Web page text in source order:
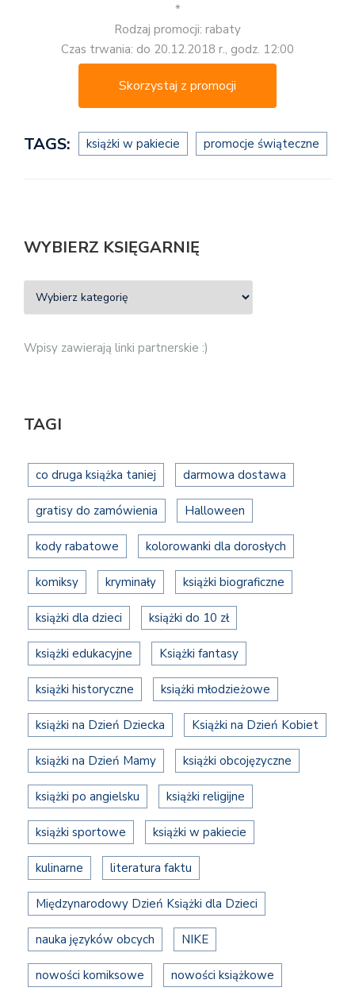
*
Rodzaj promocji: rabaty
Czas trwania: do 20.12.2018 r., godz. 12:00
Skorzystaj z promocji
TAGS: książki w pakiecie promocje świąteczne
WYBIERZ KSIĘGARNIĘ
Wpisy zawierają linki partnerskie :)
TAGI
co druga książka taniej darmowa dostawa
gratisy do zamówienia Halloween
kody rabatowe kolorowanki dla dorosłych
komiksy kryminały książki biograficzne
książki dla dzieci książki do 10 zł
książki edukacyjne Książki fantasy
książki historyczne książki młodzieżowe
książki na Dzień Dziecka Książki na Dzień Kobiet
książki na Dzień Mamy książki obcojęzyczne
książki po angielsku książki religijne
książki sportowe książki w pakiecie
kulinarne literatura faktu
Międzynarodowy Dzień Książki dla Dzieci
nauka języków obcych NIKE
nowości komiksowe nowości książkowe